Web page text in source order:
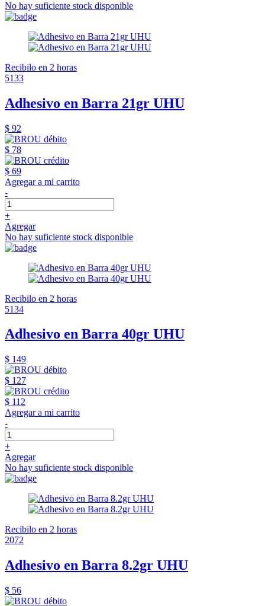
No hay suficiente stock disponible
Recibilo en 2 horas
5133
Adhesivo en Barra 21gr UHU
$ 92
$ 78
$ 69
Agregar a mi carrito
-
+
Agregar
No hay suficiente stock disponible
Recibilo en 2 horas
5134
Adhesivo en Barra 40gr UHU
$ 149
$ 127
$ 112
Agregar a mi carrito
-
+
Agregar
No hay suficiente stock disponible
Recibilo en 2 horas
2072
Adhesivo en Barra 8.2gr UHU
$ 56